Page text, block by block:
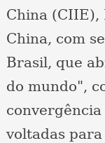
China (CIIE),
China, com
Brasil, que
do mundo",
voltadas